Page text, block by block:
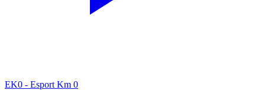
EK0 - Esport Km 0